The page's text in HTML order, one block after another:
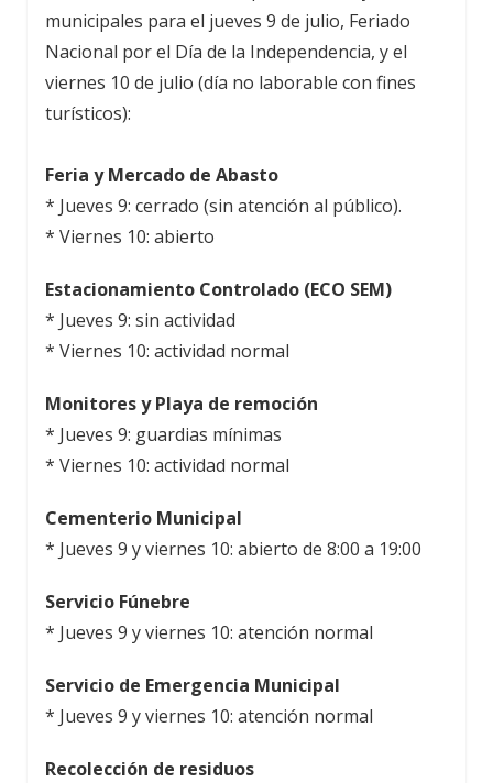
municipales para el jueves 9 de julio, Feriado
Nacional por el Día de la Independencia, y el
viernes 10 de julio (día no laborable con fines
turísticos):
Feria y Mercado de Abasto
* Jueves 9: cerrado (sin atención al público).
* Viernes 10: abierto
Estacionamiento Controlado (ECO SEM)
* Jueves 9: sin actividad
* Viernes 10: actividad normal
Monitores y Playa de remoción
* Jueves 9: guardias mínimas
* Viernes 10: actividad normal
Cementerio Municipal
* Jueves 9 y viernes 10: abierto de 8:00 a 19:00
Servicio Fúnebre
* Jueves 9 y viernes 10: atención normal
Servicio de Emergencia Municipal
* Jueves 9 y viernes 10: atención normal
Recolección de residuos